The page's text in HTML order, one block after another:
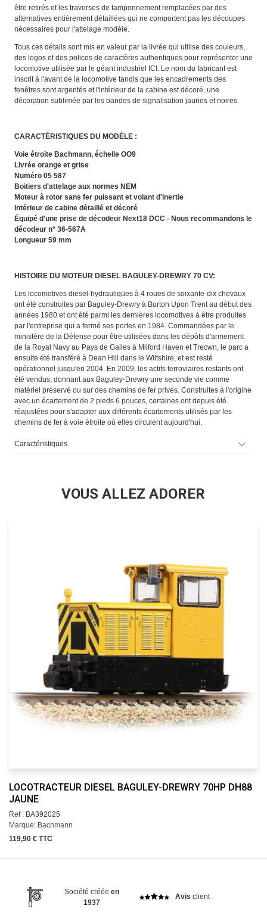
être retirés et les traverses de tamponnement remplacées par des
alternatives entièrement détaillées qui ne comportent pas les découpes
nécessaires pour l'attelage modèle.
Tous ces détails sont mis en valeur par la livrée qui utilise des couleurs,
des logos et des polices de caractères authentiques pour représenter une
locomotive utilisée par le géant industriel ICI. Le nom du fabricant est
inscrit à l'avant de la locomotive tandis que les encadrements des
fenêtres sont argentés et l'intérieur de la cabine est décoré, une
décoration sublimée par les bandes de signalisation jaunes et noires.
CARACTÉRISTIQUES DU MODÈLE :
Voie étroite Bachmann, échelle OO9
Livrée orange et grise
Numéro 05 587
Boitiers d'attelage aux normes NEM
Moteur à rotor sans fer puissant et volant d'inertie
Intérieur de cabine détaillé et décoré
Équipé d'une prise de décodeur Next18 DCC - Nous recommandons le
décodeur n° 36-567A
Longueur 59 mm
HISTOIRE DU MOTEUR DIESEL BAGULEY-DREWRY 70 CV:
Les locomotives diesel-hydrauliques à 4 roues de soixante-dix chevaux
ont été construites par Baguley-Drewry à Burton Upon Trent au début des
années 1980 et ont été parmi les dernières locomotives à être produites
par l'entreprise qui a fermé ses portes en 1984. Commandées par le
ministère de la Défense pour être utilisées dans les dépôts d'armement
de la Royal Navy au Pays de Galles à Milford Haven et Trecwn, le parc a
ensuite été transféré à Dean Hill dans le Wiltshire, et est resté
opérationnel jusqu'en 2004. En 2009, les actifs ferroviaires restants ont
été vendus, donnant aux Baguley-Drewry une seconde vie comme
matériel préservé ou sur des chemins de fer privés. Construites à l'origine
avec un écartement de 2 pieds 6 pouces, certaines ont depuis été
réajustées pour s'adapter aux différents écartements utilisés par les
chemins de fer à voie étroite où elles circulent aujourd'hui.
Caractéristiques
VOUS ALLEZ ADORER
LOCOTRACTEUR DIESEL BAGULEY-DREWRY 70HP DH88
JAUNE
Ref : BA392025
Marque: Bachmann
119,90 € TTC
Société créée en
1937
Avis client